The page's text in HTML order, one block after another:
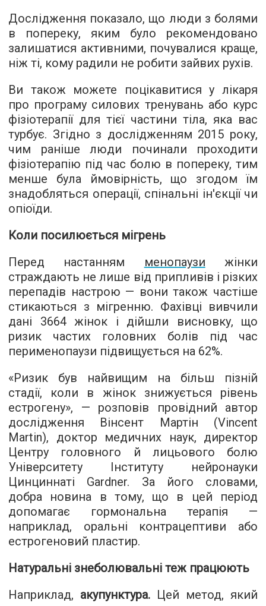
Дослідження показало, що люди з болями
в попереку, яким було рекомендовано
залишатися активними, почувалися краще,
ніж ті, кому радили не робити зайвих рухів.
Ви також можете поцікавитися у лікаря
про програму силових тренувань або курс
фізіотерапії для тієї частини тіла, яка вас
турбує. Згідно з дослідженням 2015 року,
чим раніше люди починали проходити
фізіотерапію під час болю в попереку, тим
менше була ймовірність, що згодом їм
знадобляться операції, спінальні ін'єкції чи
опіоїди.
Коли посилюється мігрень
Перед настанням менопаузи жінки
страждають не лише від припливів і різких
перепадів настрою — вони також частіше
стикаються з мігренню. Фахівці вивчили
дані 3664 жінок і дійшли висновку, що
ризик частих головних болів під час
перименопаузи підвищується на 62%.
«Ризик був найвищим на більш пізній
стадії, коли в жінок знижується рівень
естрогену», — розповів провідний автор
дослідження Вінсент Мартін (Vincent
Martin), доктор медичних наук, директор
Центру головного й лицьового болю
Університету Інституту нейронауки
Цинциннаті Gardner. За його словами,
добра новина в тому, що в цей період
допомагає гормональна терапія —
наприклад, оральні контрацептиви або
естрогеновий пластир.
Натуральні знеболювальні теж працюють
Наприклад, акупунктура. Цей метод, який